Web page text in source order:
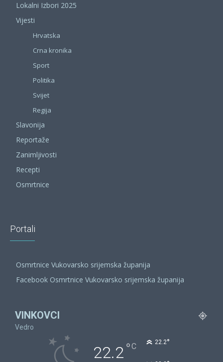
Lokalni Izbori 2025
Vijesti
Hrvatska
Crna kronika
Sport
Politika
Svijet
Regija
Slavonija
Reportaže
Zanimljivosti
Recepti
Osmrtnice
Portali
Osmrtnice Vukovarsko srijemska županija
Facebook Osmrtnice Vukovarsko srijemska županija
VINKOVCI
Vedro
22.2°C 22.2°